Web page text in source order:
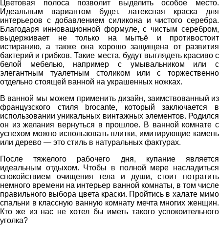
Цветовая полоса позволит выделить особое место.
Идеальным вариантом будет, латексная краска для
интерьеров с добавлением силикона и чистого серебра.
Благодаря инновационной формуле, с чистым серебром,
выдерживает не только на мытьё и противостоит
истиранию, а также она хорошо защищена от развития
бактерий и грибков. Такие места, будут выглядеть красиво с
белой мебелью, например с умывальником или с
элегантным туалетным столиком или с торжественно
отдельно стоящей ванной на украшенных ножках.
В ванной мы можем применить дизайн, заимствованный из
французского стиля brocante, который заключается в
использовании уникальных винтажных элементов. Родился
он из желания вернуться в прошлое. В ванной комнате с
успехом можно использовать плитки, имитирующие камень
или дерево — это стиль в натуральных фактурах.
После тяжелого рабочего дня, купание является
идеальным отдыхом. Чтобы в полной мере насладиться
спокойствием очищения тела и души, стоит потратить
немного времени на интерьер ванной комнаты, в том числе
правильного выбора цвета краски. Пройтись в халате мимо
спальни в классную ванную комнату мечта многих женщин.
Кто же из нас не хотел бы иметь такого успокоительного
уголка?